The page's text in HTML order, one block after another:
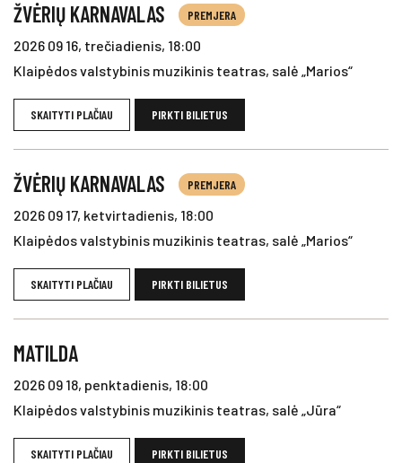
ŽVĖRIŲ KARNAVALAS PREMJERA
2026 09 16, trečiadienis, 18:00
Klaipėdos valstybinis muzikinis teatras, salė „Marios“
SKAITYTI PLAČIAU PIRKTI BILIETUS
ŽVĖRIŲ KARNAVALAS PREMJERA
2026 09 17, ketvirtadienis, 18:00
Klaipėdos valstybinis muzikinis teatras, salė „Marios“
SKAITYTI PLAČIAU PIRKTI BILIETUS
MATILDA
2026 09 18, penktadienis, 18:00
Klaipėdos valstybinis muzikinis teatras, salė „Jūra“
SKAITYTI PLAČIAU PIRKTI BILIETUS